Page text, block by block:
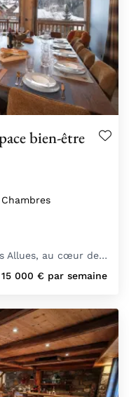
bien-être
Allues, au cœur de…
15 000 € par semaine